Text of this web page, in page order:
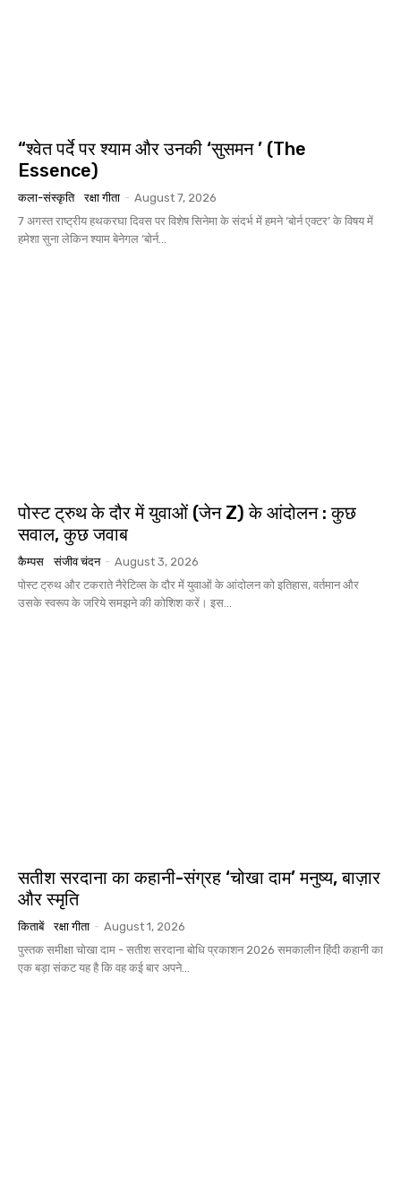
“श्वेत पर्दे पर श्याम और उनकी ‘सुसमन ’ (The
Essence)
कला-संस्कृति रक्षा गीता - August 7, 2026
7 अगस्त राष्ट्रीय हथकरघा दिवस पर विशेष सिनेमा के संदर्भ में हमने ‘बोर्न एक्टर’ के विषय में
हमेशा सुना लेकिन श्याम बेनेगल ‘बोर्न...
पोस्ट ट्रुथ के दौर में युवाओं (जेन Z) के आंदोलन : कुछ
सवाल, कुछ जवाब
कैम्पस संजीव चंदन - August 3, 2026
पोस्ट ट्रुथ और टकराते नैरेटिव्स के दौर में युवाओं के आंदोलन को इतिहास, वर्तमान और
उसके स्वरूप के जरिये समझने की कोशिश करें। इस...
सतीश सरदाना का कहानी-संग्रह ‘चोखा दाम’ मनुष्य, बाज़ार
और स्मृति
किताबें रक्षा गीता - August 1, 2026
पुस्तक समीक्षा चोखा दाम - सतीश सरदाना बोधि प्रकाशन 2026 समकालीन हिंदी कहानी का
एक बड़ा संकट यह है कि वह कई बार अपने...